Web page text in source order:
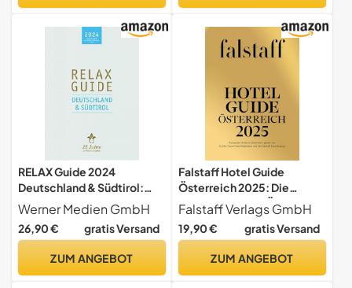
RELAX Guide 2024
Deutschland & Südtirol:
Jubiläumsausgabe 25 Jahre
– Mit eBook und Scan-App
Werner Medien GmbH
26,90 € gratis Versand
ZUM ANGEBOT
Falstaff Hotel Guide
Österreich 2025: Die
besten Hotels in Östrreich,
gekürt von 25.000 Travel
Club Mitgliedern und der
Falstaff Verlags GmbH
19,90 € gratis Versand
ZUM ANGEBOT